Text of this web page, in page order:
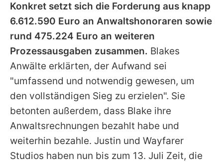
Konkret setzt sich die Forderung aus knapp
6.612.590 Euro an Anwaltshonoraren sowie
rund 475.224 Euro an weiteren
Prozessausgaben zusammen. Blakes
Anwälte erklärten, der Aufwand sei
"umfassend und notwendig gewesen, um
den vollständigen Sieg zu erzielen". Sie
betonten außerdem, dass Blake ihre
Anwaltsrechnungen bezahlt habe und
weiterhin bezahle. Justin und Wayfarer
Studios haben nun bis zum 13. Juli Zeit, die